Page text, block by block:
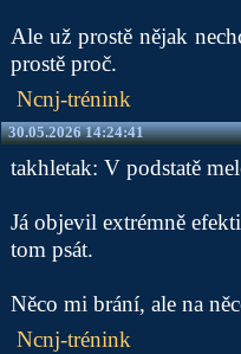
Ale už prostě nějak
prostě proč.
Ncnj-trénink
30.05.2026 14:24:41
takhletak: V podstatě
Já objevil extrémně
tom psát.
Něco mi brání, ale na
Ncnj-trénink